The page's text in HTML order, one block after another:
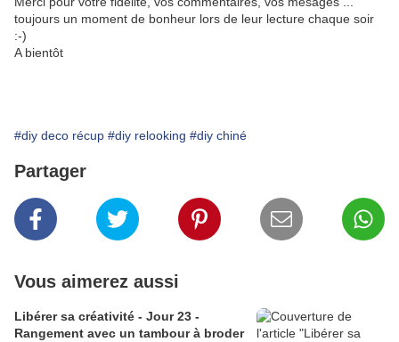
toujours un moment de bonheur lors de leur lecture chaque soir
:-)
A bientôt
#diy deco récup #diy relooking #diy chiné
Partager
Vous aimerez aussi
Libérer sa créativité - Jour 23 -
Rangement avec un tambour à broder